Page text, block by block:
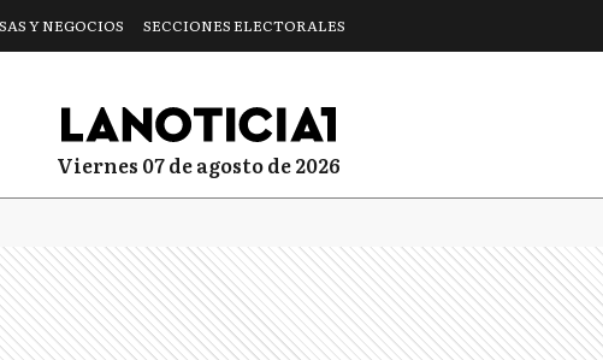
Y NEGOCIOS SECCIONES ELECTORALES
viernes 07 de agosto de 2026